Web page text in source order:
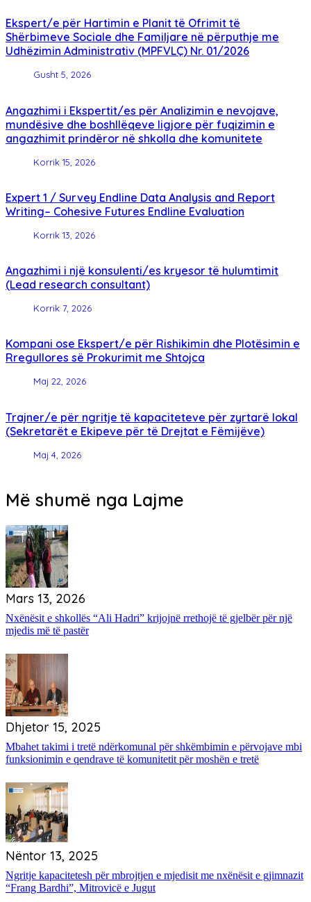
Ekspert/e për Hartimin e Planit të Ofrimit të
Shërbimeve Sociale dhe Familjare në përputhje me
Udhëzimin Administrativ (MPFVLÇ) Nr. 01/2026
Gusht 5, 2026
Angazhimi i Ekspertit/es për Analizimin e nevojave,
mundësive dhe boshllëqeve ligjore për fuqizimin e
angazhimit prindëror në shkolla dhe komunitete
Korrik 15, 2026
Expert 1 / Survey Endline Data Analysis and Report
Writing– Cohesive Futures Endline Evaluation
Korrik 13, 2026
Angazhimi i një konsulenti/es kryesor të hulumtimit
(Lead research consultant)
Korrik 7, 2026
Kompani ose Ekspert/e për Rishikimin dhe Plotësimin e
Rregullores së Prokurimit me Shtojca
Maj 22, 2026
Trajner/e për ngritje të kapaciteteve për zyrtarë lokal
(Sekretarët e Ekipeve për të Drejtat e Fëmijëve)
Maj 4, 2026
Më shumë nga Lajme
Mars 13, 2026
Nxënësit e shkollës “Ali Hadri” krijojnë rrethojë të gjelbër për një
mjedis më të pastër
Dhjetor 15, 2025
Mbahet takimi i tretë ndërkomunal për shkëmbimin e përvojave mbi
funksionimin e qendrave të komunitetit për moshën e tretë
Nëntor 13, 2025
Ngritje kapacitetesh për mbrojtjen e mjedisit me nxënësit e gjimnazit
“Frang Bardhi”, Mitrovicë e Jugut